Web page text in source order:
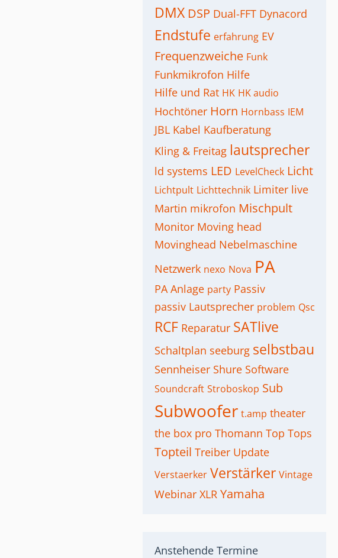
DMX DSP Dual-FFT Dynacord
Endstufe erfahrung EV
Frequenzweiche Funk
Funkmikrofon Hilfe
Hilfe und Rat HK HK audio
Hochtöner Horn Hornbass IEM
JBL Kabel Kaufberatung
Kling & Freitag lautsprecher
ld systems LED LevelCheck Licht
Lichtpult Lichttechnik Limiter live
Martin mikrofon Mischpult
Monitor Moving head
Movinghead Nebelmaschine
Netzwerk nexo Nova PA
PA Anlage party Passiv
passiv Lautsprecher problem Qsc
RCF Reparatur SATlive
Schaltplan seeburg selbstbau
Sennheiser Shure Software
Soundcraft Stroboskop Sub
Subwoofer t.amp theater
the box pro Thomann Top Tops
Topteil Treiber Update
Verstaerker Verstärker Vintage
Webinar XLR Yamaha
Anstehende Termine